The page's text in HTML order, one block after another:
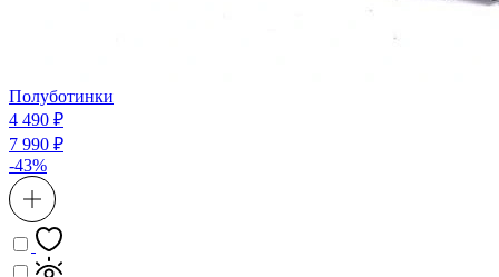
Полуботинки
4 490 ₽
7 990 ₽
-43%